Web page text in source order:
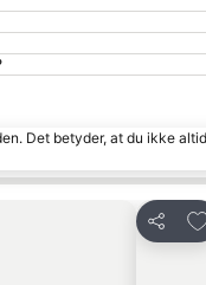
Det betyder, at du ikke
Del